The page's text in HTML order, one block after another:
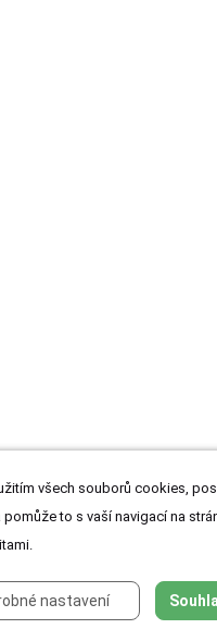
všech souborů cookies,
to s vaší navigací na
nastavení